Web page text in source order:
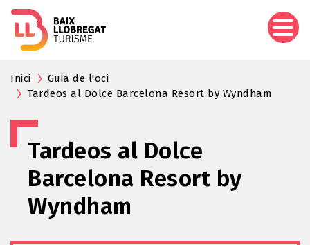
Inici
Guia de l'oci
Tardeos al Dolce Barcelona Resort by Wyndham
Tardeos al Dolce
Barcelona Resort by
Wyndham